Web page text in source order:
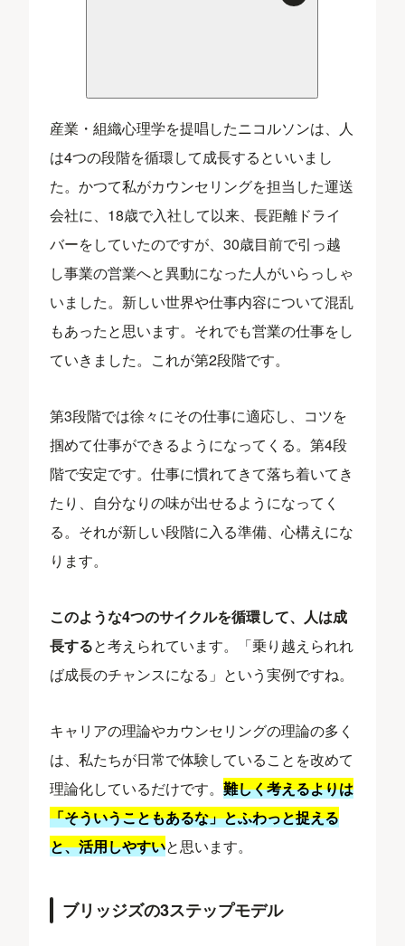
産業・組織心理学を提唱したニコルソンは、人
は4つの段階を循環して成長するといいまし
た。かつて私がカウンセリングを担当した運送
会社に、18歳で入社して以来、長距離ドライ
バーをしていたのですが、30歳目前で引っ越
し事業の営業へと異動になった人がいらっしゃ
いました。新しい世界や仕事内容について混乱
もあったと思います。それでも営業の仕事をし
ていきました。これが第2段階です。
第3段階では徐々にその仕事に適応し、コツを
掴めて仕事ができるようになってくる。第4段
階で安定です。仕事に慣れてきて落ち着いてき
たり、自分なりの味が出せるようになってく
る。それが新しい段階に入る準備、心構えにな
ります。
このような4つのサイクルを循環して、人は成
長すると考えられています。「乗り越えられれ
ば成長のチャンスになる」という実例ですね。
キャリアの理論やカウンセリングの理論の多く
は、私たちが日常で体験していることを改めて
理論化しているだけです。難しく考えるよりは
「そういうこともあるな」とふわっと捉える
と、活用しやすいと思います。
ブリッジズの3ステップモデル